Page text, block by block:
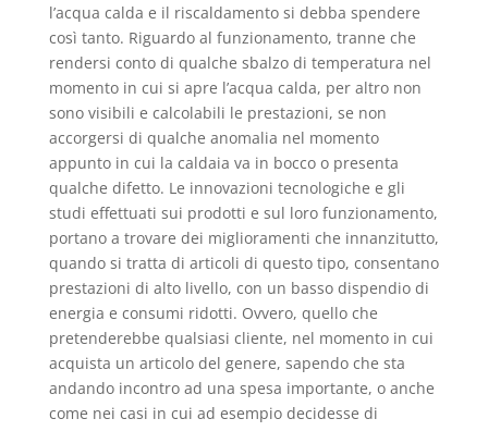
l’acqua calda e il riscaldamento si debba spendere
così tanto. Riguardo al funzionamento, tranne che
rendersi conto di qualche sbalzo di temperatura nel
momento in cui si apre l’acqua calda, per altro non
sono visibili e calcolabili le prestazioni, se non
accorgersi di qualche anomalia nel momento
appunto in cui la caldaia va in bocco o presenta
qualche difetto. Le innovazioni tecnologiche e gli
studi effettuati sui prodotti e sul loro funzionamento,
portano a trovare dei miglioramenti che innanzitutto,
quando si tratta di articoli di questo tipo, consentano
prestazioni di alto livello, con un basso dispendio di
energia e consumi ridotti. Ovvero, quello che
pretenderebbe qualsiasi cliente, nel momento in cui
acquista un articolo del genere, sapendo che sta
andando incontro ad una spesa importante, o anche
come nei casi in cui ad esempio decidesse di